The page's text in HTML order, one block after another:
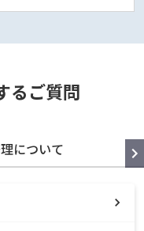
るご質問
について